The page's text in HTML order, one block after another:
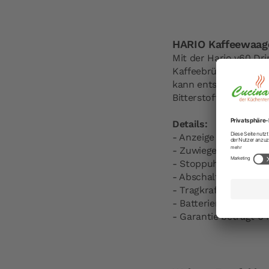
HARIO
Mit der Hario v60
Kaffeebrühens
kann
Bitterstoffe aus dem
Details:
- Anzeige in Gramm
- Zuwiegefunktion
- Stoppuhr
- Abschaltautomatik
- Tragkraft bis 2 kg
- Batterien sind 2x
- Garantie beträgt 6